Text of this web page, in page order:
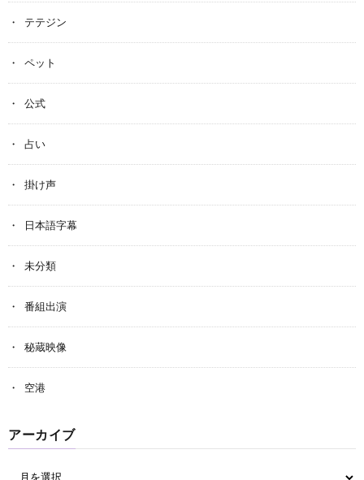
テテジン
ペット
公式
占い
掛け声
日本語字幕
未分類
番組出演
秘蔵映像
空港
アーカイブ